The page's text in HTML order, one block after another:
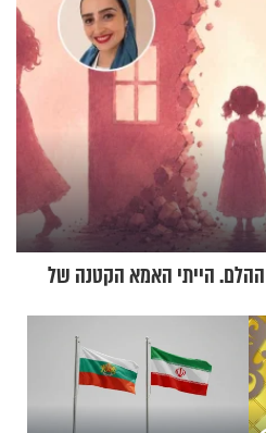
ההלם. הייתי האמא הקטנה של